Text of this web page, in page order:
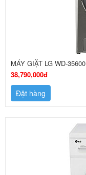
MÁY GIẶT LG WD-35600
38,790,000đ
Đặt hàng